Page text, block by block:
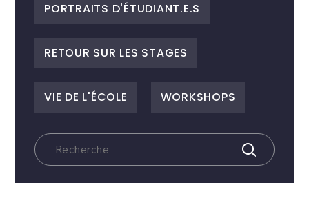
PORTRAITS D'ÉTUDIANT.E.S
RETOUR SUR LES STAGES
VIE DE L'ÉCOLE WORKSHOPS